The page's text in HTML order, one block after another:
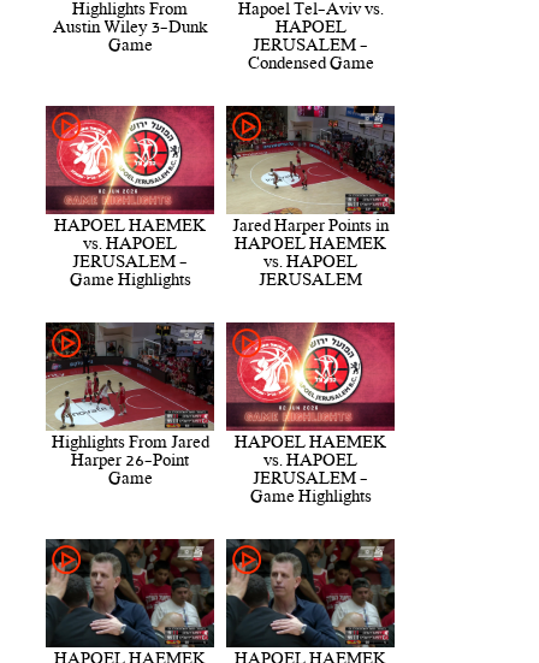
Hapoel Tel-Aviv vs.
HAPOEL
JERUSALEM -
Condensed Game
Highlights From
Austin Wiley 3-Dunk
Game
Jared Harper Points in
HAPOEL HAEMEK
vs. HAPOEL
JERUSALEM
HAPOEL HAEMEK
vs. HAPOEL
JERUSALEM -
Game Highlights
HAPOEL HAEMEK
vs. HAPOEL
JERUSALEM -
Game Highlights
Highlights From Jared
Harper 26-Point
Game